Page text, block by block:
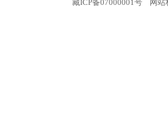
藏ICP备07000001号 网站